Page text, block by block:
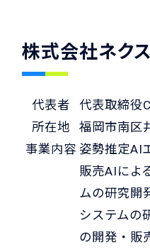
株式会社ネク
代表者
代表取締役
所在地
福岡市南区
事業内容 姿勢推定AI
販売AIによ
ムの研究開
システムの
の開発・販